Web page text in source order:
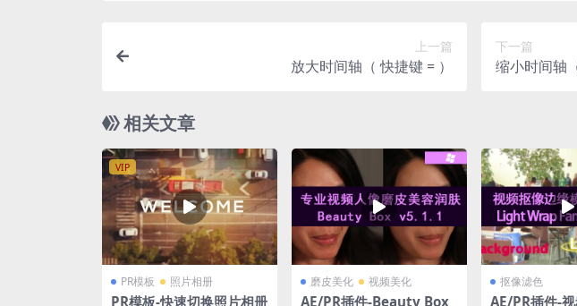
上一篇
放大时间轴（ 快捷键 = ）
下一篇
缩小时间轴
相关文章
VIP
PR模板 照片相册
PR模板-快速切换照片相册
磨皮美化 视频美化
AE/PR插件-Beauty Box
抠像滤色
AE/PR插件-